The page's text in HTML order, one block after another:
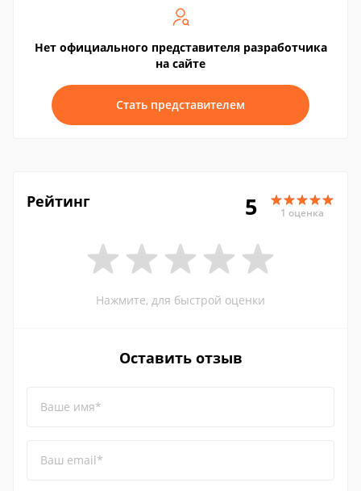
Нет официального представителя разработчика
на сайте
Стать представителем
Рейтинг 5 1 оценка
Нажмите, для быстрой оценки
Оставить отзыв
Ваше имя*
Ваш email*